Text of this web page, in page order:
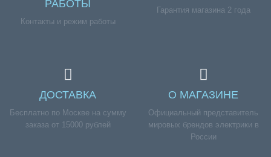
РАБОТЫ
Контакты и режим работы
Гарантия магазина 2 года
ДОСТАВКА
Бесплатно по Москве на сумму
заказа от 15000 рублей
О МАГАЗИНЕ
Официальный представитель
мировых брендов электрики в
России